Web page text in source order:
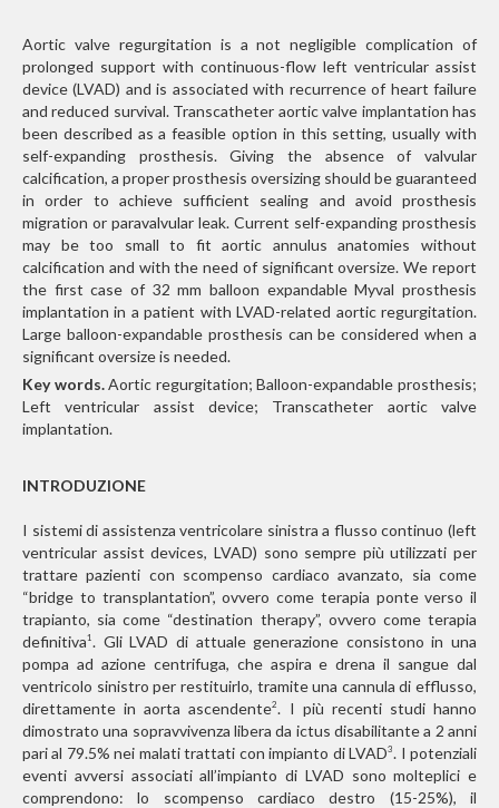
Aortic valve regurgitation is a not negligible complication of
prolonged support with continuous-flow left ventricular assist
device (LVAD) and is associated with recurrence of heart failure
and reduced survival. Transcatheter aortic valve implantation has
been described as a feasible option in this setting, usually with
self-expanding prosthesis. Giving the absence of valvular
calcification, a proper prosthesis oversizing should be guaranteed
in order to achieve sufficient sealing and avoid prosthesis
migration or paravalvular leak. Current self-expanding prosthesis
may be too small to fit aortic annulus anatomies without
calcification and with the need of significant oversize. We report
the first case of 32 mm balloon expandable Myval prosthesis
implantation in a patient with LVAD-related aortic regurgitation.
Large balloon-expandable prosthesis can be considered when a
significant oversize is needed.
Key words.Aortic regurgitation; Balloon-expandable prosthesis;
Left ventricular assist device; Trans­catheter aortic valve
implantation.
INTRODUZIONE
I sistemi di assistenza ventricolare sinistra a flusso continuo (left
ventricular assist devices, LVAD) sono sempre più utilizzati per
trattare pazienti con scompenso cardiaco avanzato, sia come
“bridge to transplantation”, ovvero come terapia ponte verso il
trapianto, sia come “destination therapy”, ovvero come terapia
definitiva1. Gli LVAD di attuale generazione consistono in una
pompa ad azione centrifuga, che aspira e drena il sangue dal
ventricolo sinistro per restituirlo, tramite una cannula di efflusso,
direttamente in aorta ascendente2. I più recenti studi hanno
dimostrato una sopravvivenza libera da ictus disabilitante a 2 anni
pari al 79.5% nei malati trattati con impianto di LVAD3. I potenziali
eventi avversi associati all’impianto di LVAD sono molteplici e
comprendono: lo scompenso cardiaco destro (15-25%), il